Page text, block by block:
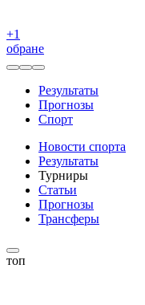
+1
обране
Результаты
Прогнозы
Спорт
Новости спорта
Результаты
Турниры
Статьи
Прогнозы
Трансферы
топ